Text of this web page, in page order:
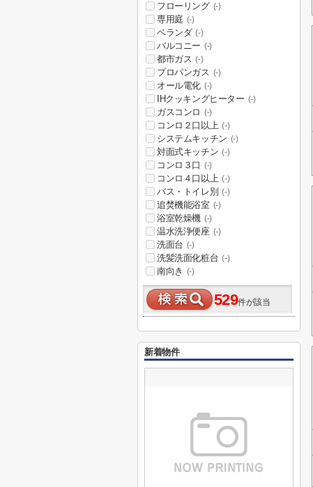
フローリング (-)
専用庭 (-)
ベランダ (-)
バルコニー (-)
都市ガス (-)
プロパンガス (-)
オール電化 (-)
IHクッキングヒーター (-)
ガスコンロ (-)
コンロ２口以上 (-)
システムキッチン (-)
対面式キッチン (-)
コンロ３口 (-)
コンロ４口以上 (-)
バス・トイレ別 (-)
追焚機能浴室 (-)
浴室乾燥機 (-)
温水洗浄便座 (-)
洗面台 (-)
洗髪洗面化粧台 (-)
南向き (-)
529件が該当
新着物件